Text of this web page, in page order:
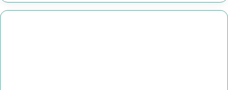
عباس: